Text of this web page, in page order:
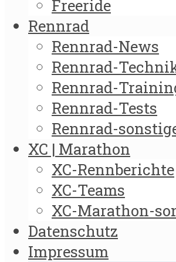
Freeride
Rennrad
Rennrad-News
Rennrad-
Rennrad-
Rennrad-Tests
Rennrad-
XC | Marathon
XC-Rennberichte
XC-Teams
XC-Marathon-
Datenschutz
Impressum